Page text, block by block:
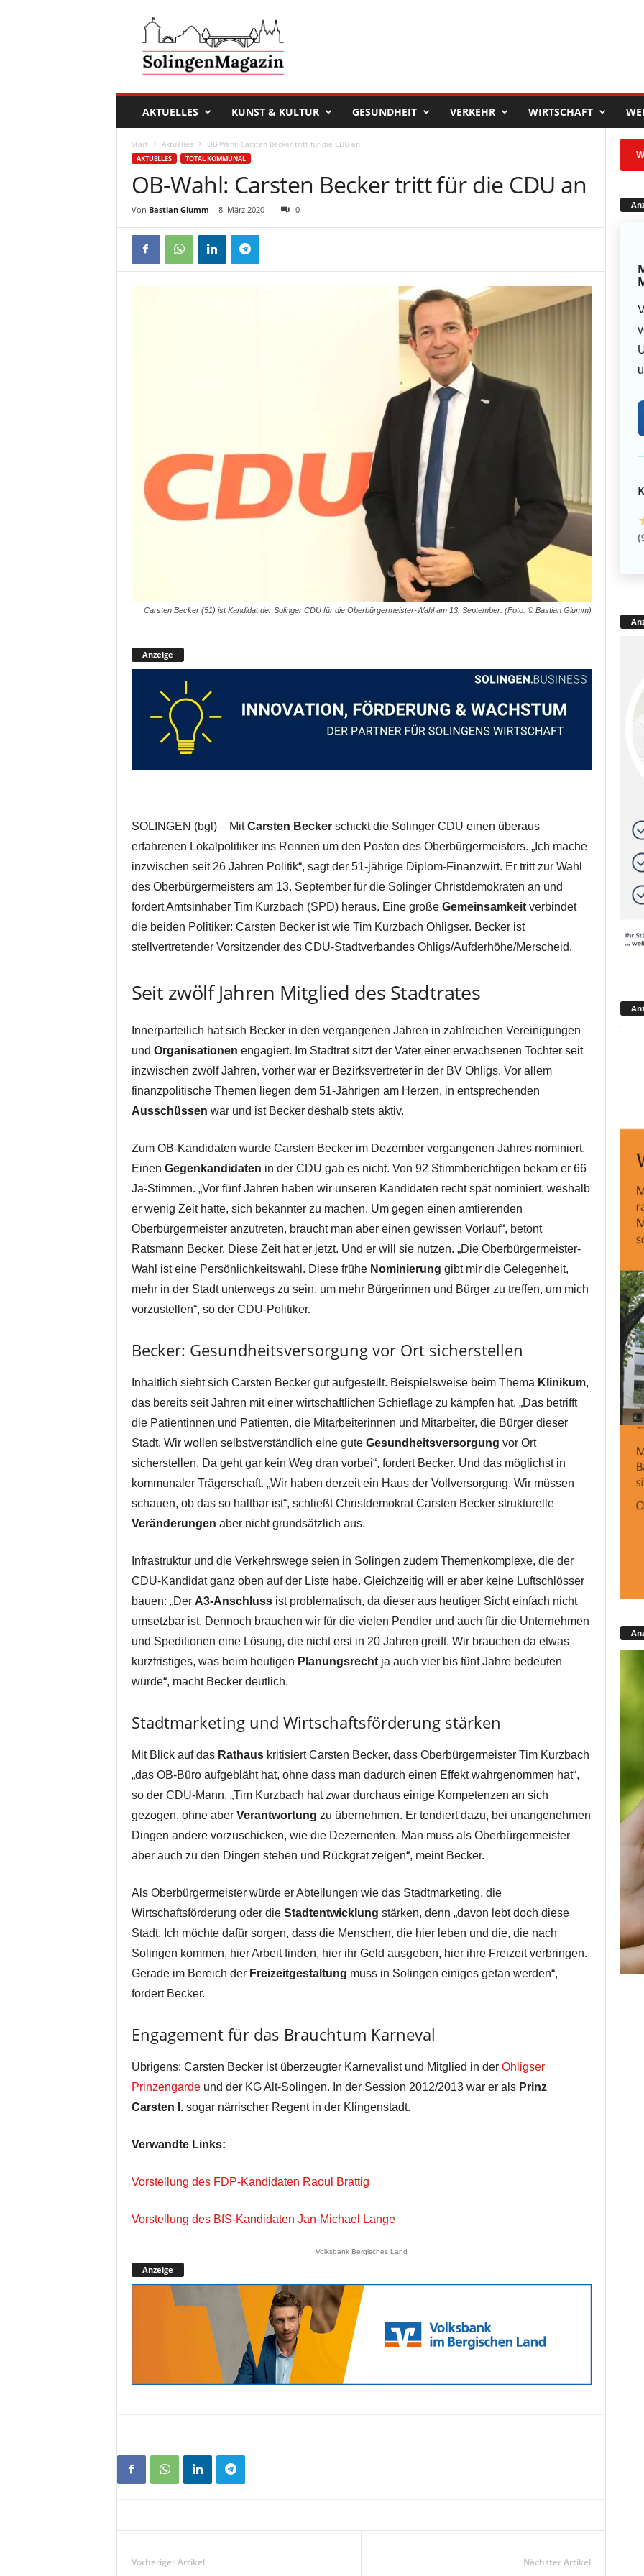
n
AKTUELLES KUNST & KULTUR GESUNDHEIT VERKEHR WIRTSCHAFT
Start Aktuelles OB-Wahl: Carsten Becker tritt für die CDU an
AKTUELLES TOTAL KOMMUNAL
OB-Wahl: Carsten Becker tritt für die CDU an
Von Bastian Glumm - 8. März 2020 0
Carsten Becker (51) ist Kandidat der Solinger CDU für die Oberbürgermeister-Wahl am 13. September. (Foto: © Bastian Glumm)
Anzeige
SOLINGEN (bgl) – MitCarsten Beckerschickt die Solinger CDU einen überaus
erfahrenen Lokalpolitiker ins Rennen um den Posten des Oberbürgermeisters. „Ich mache
inzwischen seit 26 Jahren Politik“, sagt der 51-jährige Diplom-Finanzwirt. Er tritt zur Wahl
des Oberbürgermeisters am 13. September für die Solinger Christdemokraten an und
fordert Amtsinhaber Tim Kurzbach (SPD) heraus. Eine große Gemeinsamkeitverbindet
die beiden Politiker: Carsten Becker ist wie Tim Kurzbach Ohligser. Becker ist
stellvertretender Vorsitzender des CDU-Stadtverbandes Ohligs/Aufderhöhe/Merscheid.
Seit zwölf Jahren Mitglied des Stadtrates
Innerparteilich hat sich Becker in den vergangenen Jahren in zahlreichen Vereinigungen
und Organisationen engagiert. Im Stadtrat sitzt der Vater einer erwachsenen Tochter seit
inzwischen zwölf Jahren, vorher war er Bezirksvertreter in der BV Ohligs. Vor allem
finanzpolitische Themen liegen dem 51-Jährigen am Herzen, in entsprechenden
Ausschüssen war und ist Becker deshalb stets aktiv.
Zum OB-Kandidaten wurde Carsten Becker im Dezember vergangenen Jahres nominiert.
Einen Gegenkandidaten in der CDU gab es nicht. Von 92 Stimmberichtigen bekam er 66
Ja-Stimmen. „Vor fünf Jahren haben wir unseren Kandidaten recht spät nominiert, weshalb
er wenig Zeit hatte, sich bekannter zu machen. Um gegen einen amtierenden
Oberbürgermeister anzutreten, braucht man aber einen gewissen Vorlauf“, betont
Ratsmann Becker. Diese Zeit hat er jetzt. Und er will sie nutzen. „Die Oberbürgermeister-
Wahl ist eine Persönlichkeitswahl. Diese frühe Nominierung gibt mir die Gelegenheit,
mehr in der Stadt unterwegs zu sein, um mehr Bürgerinnen und Bürger zu treffen, um mich
vorzustellen“, so der CDU-Politiker.
Becker: Gesundheitsversorgung vor Ort sicherstellen
Inhaltlich sieht sich Carsten Becker gut aufgestellt. Beispielsweise beim Thema Klinikum,
das bereits seit Jahren mit einer wirtschaftlichen Schieflage zu kämpfen hat. „Das betrifft
die Patientinnen und Patienten, die Mitarbeiterinnen und Mitarbeiter, die Bürger dieser
Stadt. Wir wollen selbstverständlich eine gute Gesundheitsversorgung vor Ort
sicherstellen. Da geht gar kein Weg dran vorbei“, fordert Becker. Und das möglichst in
kommunaler Trägerschaft. „Wir haben derzeit ein Haus der Vollversorgung. Wir müssen
schauen, ob das so haltbar ist“, schließt Christdemokrat Carsten Becker strukturelle
Veränderungen aber nicht grundsätzlich aus.
Infrastruktur und die Verkehrswege seien in Solingen zudem Themenkomplexe, die der
CDU-Kandidat ganz oben auf der Liste habe. Gleichzeitig will er aber keine Luftschlösser
bauen: „Der A3-Anschlussist problematisch, da dieser aus heutiger Sicht einfach nicht
umsetzbar ist. Dennoch brauchen wir für die vielen Pendler und auch für die Unternehmen
und Speditionen eine Lösung, die nicht erst in 20 Jahren greift. Wir brauchen da etwas
kurzfristiges, was beim heutigen Planungsrechtja auch vier bis fünf Jahre bedeuten
würde“, macht Becker deutlich.
Stadtmarketing und Wirtschaftsförderung stärken
Mit Blick auf das Rathauskritisiert Carsten Becker, dass Oberbürgermeister Tim Kurzbach
„das OB-Büro aufgebläht hat, ohne dass man dadurch einen Effekt wahrgenommen hat“,
so der CDU-Mann. „Tim Kurzbach hat zwar durchaus einige Kompetenzen an sich
gezogen, ohne aber Verantwortung zu übernehmen. Er tendiert dazu, bei unangenehmen
Dingen andere vorzuschicken, wie die Dezernenten. Man muss als Oberbürgermeister
aber auch zu den Dingen stehen und Rückgrat zeigen“, meint Becker.
Als Oberbürgermeister würde er Abteilungen wie das Stadtmarketing, die
Wirtschaftsförderung oder die Stadtentwicklung stärken, denn „davon lebt doch diese
Stadt. Ich möchte dafür sorgen, dass die Menschen, die hier leben und die, die nach
Solingen kommen, hier Arbeit finden, hier ihr Geld ausgeben, hier ihre Freizeit verbringen.
Gerade im Bereich der Freizeitgestaltung muss in Solingen einiges getan werden“,
fordert Becker.
Engagement für das Brauchtum Karneval
Übrigens: Carsten Becker ist überzeugter Karnevalist und Mitglied in der Ohligser
Prinzengardeund der KG Alt-Solingen. In der Session 2012/2013 war er als Prinz
Carsten I.sogar närrischer Regent in der Klingenstadt.
Verwandte Links:
Vorstellung des FDP-Kandidaten Raoul Brattig
Vorstellung des BfS-Kandidaten Jan-Michael Lange
Volksbank Bergisches Land
Anzeige
Vorheriger Artikel Nächster Artikel